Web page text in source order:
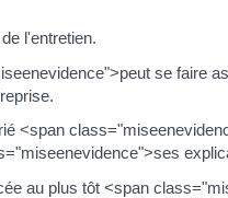
l'entretien.
se faire
<span
au plus tôt <span